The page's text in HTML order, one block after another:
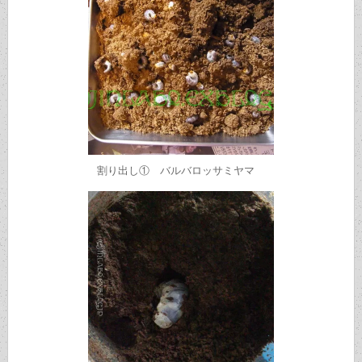
割り出し① バルバロッサミヤマ